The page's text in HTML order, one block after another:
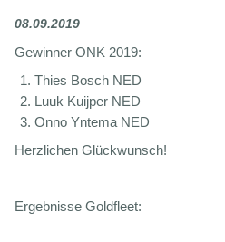
08.09.2019
Gewinner ONK 2019:
Thies Bosch NED
Luuk Kuijper NED
Onno Yntema NED
Herzlichen Glückwunsch!
Ergebnisse Goldfleet: